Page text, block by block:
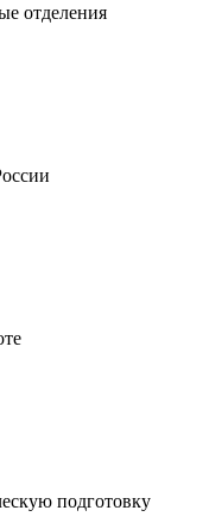
отделения
подготовку